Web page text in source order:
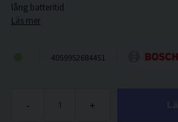
lång batteritid
Läs mer
4059952684451
- +